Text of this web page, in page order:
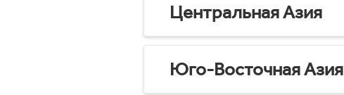
Центральная Азия
Юго-Восточная Азия